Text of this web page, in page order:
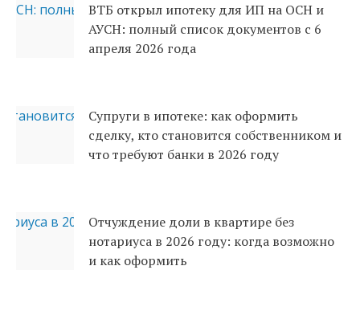
ВТБ открыл ипотеку для ИП на ОСН и
АУСН: полный список документов с 6
апреля 2026 года
Супруги в ипотеке: как оформить
сделку, кто становится собственником и
что требуют банки в 2026 году
Отчуждение доли в квартире без
нотариуса в 2026 году: когда возможно
и как оформить